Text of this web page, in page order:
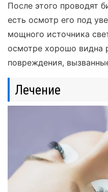
После этого проводят
есть осмотр его под
мощного источника
осмотре хорошо видна
повреждения,
Лечение